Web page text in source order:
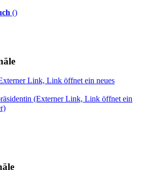
()
Link, Link öffnet ein neues
(Externer Link, Link öffnet ein